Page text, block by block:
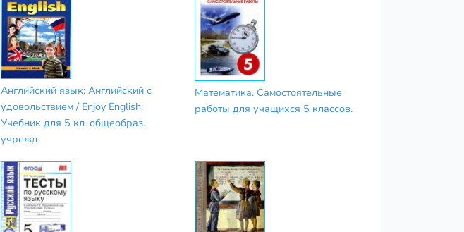
Английский язык: Английский с
удовольствием / Enjoy English:
Учебник для 5 кл. общеобраз.
учрежд
Математика. Самостоятельные
работы для учащихся 5 классов.